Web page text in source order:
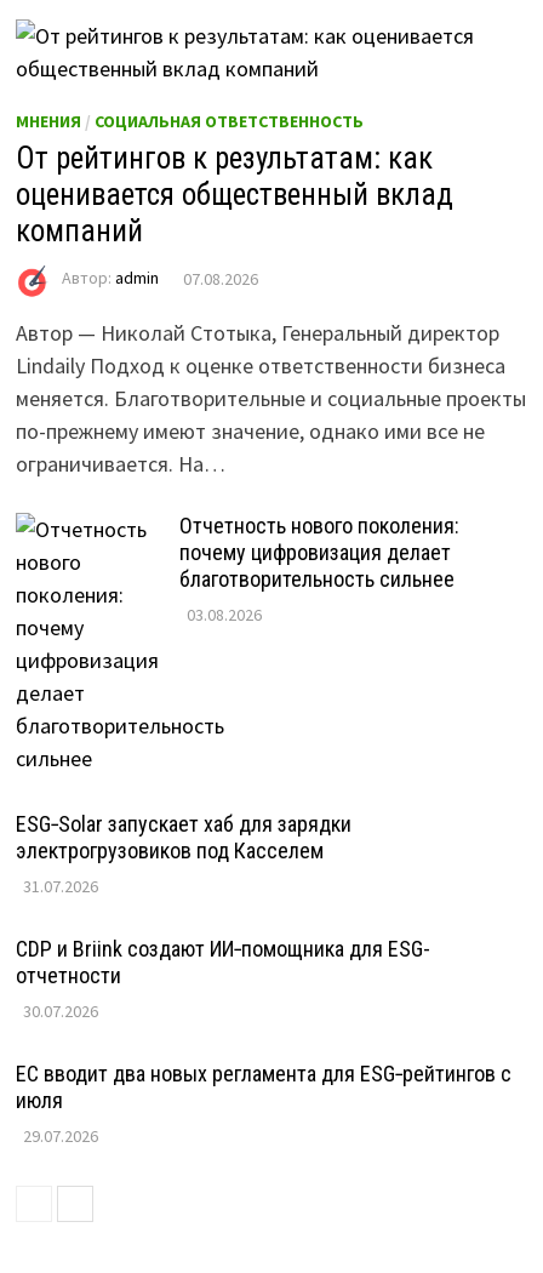
МНЕНИЯ / СОЦИАЛЬНАЯ ОТВЕТСТВЕННОСТЬ
От рейтингов к результатам: как
оценивается общественный вклад
компаний
Автор: admin 07.08.2026
Автор — Николай Стотыка, Генеральный директор
Lindaily Подход к оценке ответственности бизнеса
меняется. Благотворительные и социальные проекты
по-прежнему имеют значение, однако ими все не
ограничивается. На…
Отчетность нового поколения:
почему цифровизация делает
благотворительность сильнее
03.08.2026
ESG‑Solar запускает хаб для зарядки
электрогрузовиков под Касселем
31.07.2026
CDP и Briink создают ИИ‑помощника для ESG-
отчетности
30.07.2026
ЕС вводит два новых регламента для ESG‑рейтингов с
июля
29.07.2026